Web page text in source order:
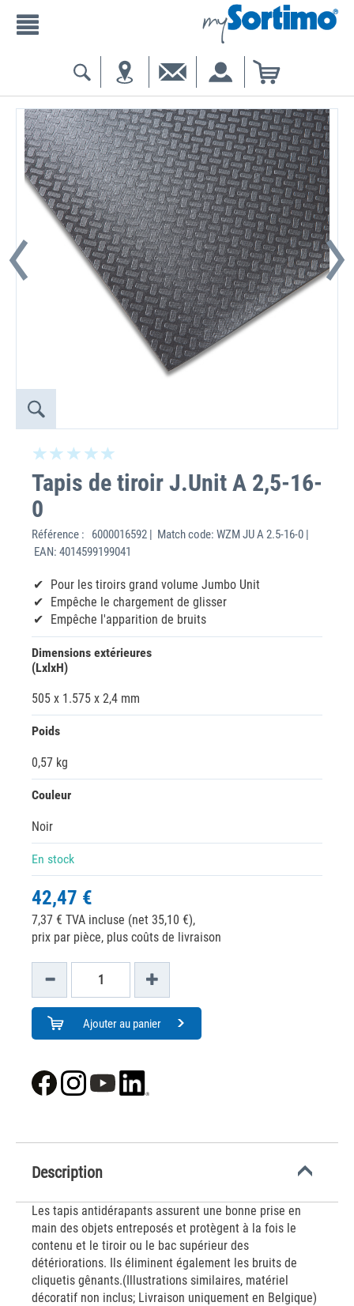
Tapis de tiroir J.Unit A 2,5-16-
0
Référence :
6000016592 | Match code: WZM JU A 2.5-16-0 |
EAN: 4014599199041
Pour les tiroirs grand volume Jumbo Unit
Empêche le chargement de glisser
Empêche l'apparition de bruits
Dimensions extérieures
(LxlxH)
505 x 1.575 x 2,4 mm
Poids
0,57 kg
Couleur
Noir
En stock
42,47 €
7,37 € TVA incluse (net 35,10 €),
prix par pièce, plus coûts de livraison
Ajouter au panier
Description
Les tapis antidérapants assurent une bonne prise en
main des objets entreposés et protègent à la fois le
contenu et le tiroir ou le bac supérieur des
détériorations. Ils éliminent également les bruits de
cliquetis gênants.(Illustrations similaires, matériel
décoratif non inclus; Livraison uniquement en Belgique)